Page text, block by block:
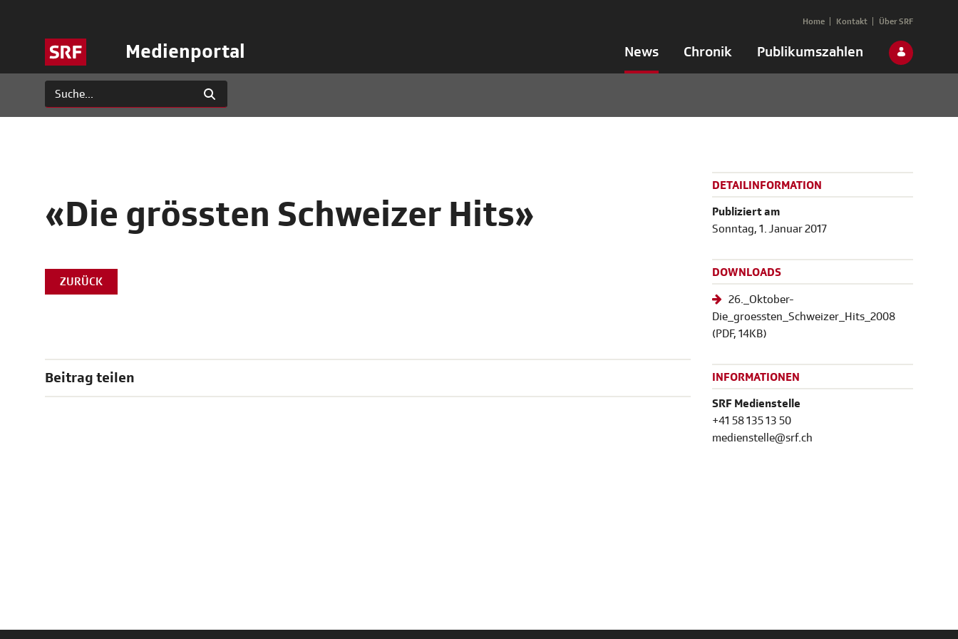
Medienportal News Chronik Publikumszahlen
Home Kontakt Über SRF
«Die grössten Schweizer Hits»
ZURÜCK
Beitrag teilen
DETAILINFORMATION
Publiziert am
Sonntag, 1. Januar 2017
DOWNLOADS
26._Oktober-
Die_groessten_Schweizer_Hits_2008
(PDF, 14KB)
INFORMATIONEN
SRF Medienstelle
+41 58 135 13 50
medienstelle@srf.ch